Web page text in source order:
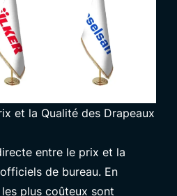
et la Qualité des Drapeaux
entre le prix et la
de bureau. En
plus coûteux sont